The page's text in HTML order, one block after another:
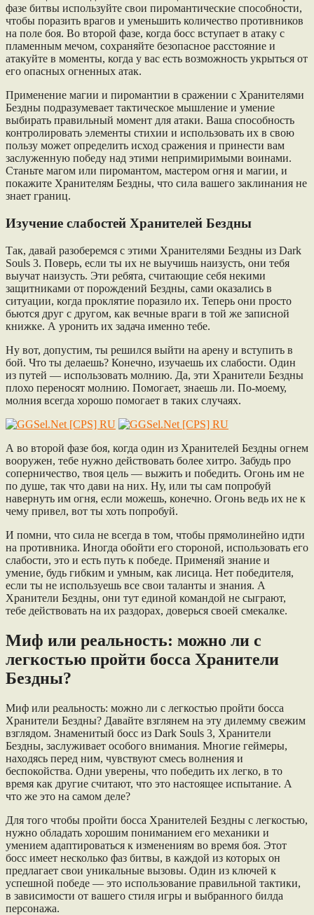
фазе битвы используйте свои пиромантические способности,
чтобы поразить врагов и уменьшить количество противников
на поле боя. Во второй фазе, когда босс вступает в атаку с
пламенным мечом, сохраняйте безопасное расстояние и
атакуйте в моменты, когда у вас есть возможность укрыться от
его опасных огненных атак.
Применение магии и пиромантии в сражении с Хранителями
Бездны подразумевает тактическое мышление и умение
выбирать правильный момент для атаки. Ваша способность
контролировать элементы стихии и использовать их в свою
пользу может определить исход сражения и принести вам
заслуженную победу над этими непримиримыми воинами.
Станьте магом или пиромантом, мастером огня и магии, и
покажите Хранителям Бездны, что сила вашего заклинания не
знает границ.
Изучение слабостей Хранителей Бездны
Так, давай разоберемся с этими Хранителями Бездны из Dark
Souls 3. Поверь, если ты их не выучишь наизусть, они тебя
выучат наизусть. Эти ребята, считающие себя некими
защитниками от порождений Бездны, сами оказались в
ситуации, когда проклятие поразило их. Теперь они просто
бьются друг с другом, как вечные враги в той же записной
книжке. А уронить их задача именно тебе.
Ну вот, допустим, ты решился выйти на арену и вступить в
бой. Что ты делаешь? Конечно, изучаешь их слабости. Один
из путей — использовать молнию. Да, эти Хранители Бездны
плохо переносят молнию. Помогает, знаешь ли. По-моему,
молния всегда хорошо помогает в таких случаях.
А во второй фазе боя, когда один из Хранителей Бездны огнем
вооружен, тебе нужно действовать более хитро. Забудь про
соперничество, твоя цель — выжить и победить. Огонь им не
по душе, так что дави на них. Ну, или ты сам попробуй
навернуть им огня, если можешь, конечно. Огонь ведь их не к
чему привел, вот ты хоть попробуй.
И помни, что сила не всегда в том, чтобы прямолинейно идти
на противника. Иногда обойти его стороной, использовать его
слабости, это и есть путь к победе. Применяй знание и
умение, будь гибким и умным, как лисица. Нет победителя,
если ты не используешь все свои таланты и знания. А
Хранители Бездны, они тут единой командой не сыграют,
тебе действовать на их раздорах, доверься своей смекалке.
Миф или реальность: можно ли с
легкостью пройти босса Хранители
Бездны?
Миф или реальность: можно ли с легкостью пройти босса
Хранители Бездны? Давайте взглянем на эту дилемму свежим
взглядом. Знаменитый босс из Dark Souls 3, Хранители
Бездны, заслуживает особого внимания. Многие геймеры,
находясь перед ним, чувствуют смесь волнения и
беспокойства. Одни уверены, что победить их легко, в то
время как другие считают, что это настоящее испытание. А
что же это на самом деле?
Для того чтобы пройти босса Хранителей Бездны с легкостью,
нужно обладать хорошим пониманием его механики и
умением адаптироваться к изменениям во время боя. Этот
босс имеет несколько фаз битвы, в каждой из которых он
предлагает свои уникальные вызовы. Один из ключей к
успешной победе — это использование правильной тактики,
в зависимости от вашего стиля игры и выбранного билда
персонажа.